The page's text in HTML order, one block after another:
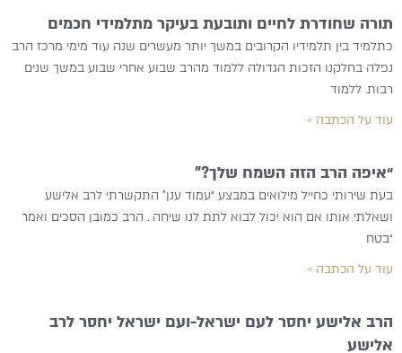
תורה שחודרת לחיים ותובעת בעיקר מתלמידי חכמים
כתלמיד בין תלמידיו הקרובים במשך יותר מעשרים שנה עוד מימי מרכז הרב
נפלה בחלקנו הזכות הגדולה ללמוד מהרב שבוע אחרי שבוע במשך שנים
רבות. ללמוד
עוד על הכתבה »
“איפה הרב הזה השמח שלך?”
בעת שירותי כחייל מילואים במבצע “עמוד ענן” התקשרתי לרב אלישע
ושאלתי אותו אם הוא יכול לבוא לתת לנו שיחה . הרב כמובן הסכים ואמר
“בטח
עוד על הכתבה »
הרב אלישע יחסר לעם ישראל-ועם ישראל יחסר לרב
אלישע